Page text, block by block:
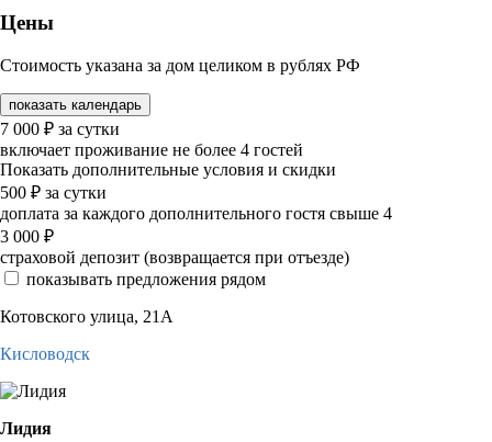
Цены
Стоимость указана за дом целиком в рублях РФ
показать календарь
7 000 ₽ за сутки
включает проживание не более 4 гостей
Показать дополнительные условия и скидки
500 ₽ за сутки
доплата за каждого дополнительного гостя свыше 4
3 000 ₽
страховой депозит (возвращается при отъезде)
показывать предложения рядом
Котовского улица, 21А
Кисловодск
Лидия